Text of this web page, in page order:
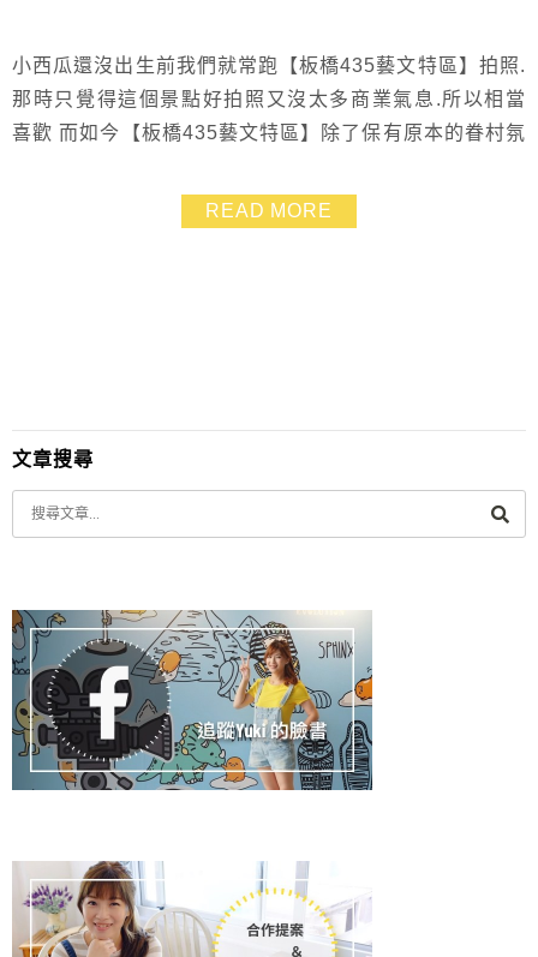
小西瓜還沒出生前我們就常跑【板橋435藝文特區】拍照.
那時只覺得這個景點好拍照又沒太多商業氣息.所以相當
喜歡 而如今【板橋435藝文特區】除了保有原本的眷村氛
滑梯、在馬路上畫畫、吹泡泡、玩沙坑…等等 另有假日
電影及藝文展覽.活動非常多元!!! 讓小朋友最最最喜歡的
READ MORE
文章搜尋